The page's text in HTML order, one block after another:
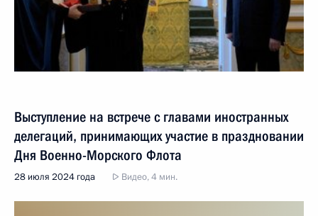
Выступление на встрече с главами иностранных
делегаций, принимающих участие в праздновании
Дня Военно-Морского Флота
28 июля 2024 года Видео, 4 мин.